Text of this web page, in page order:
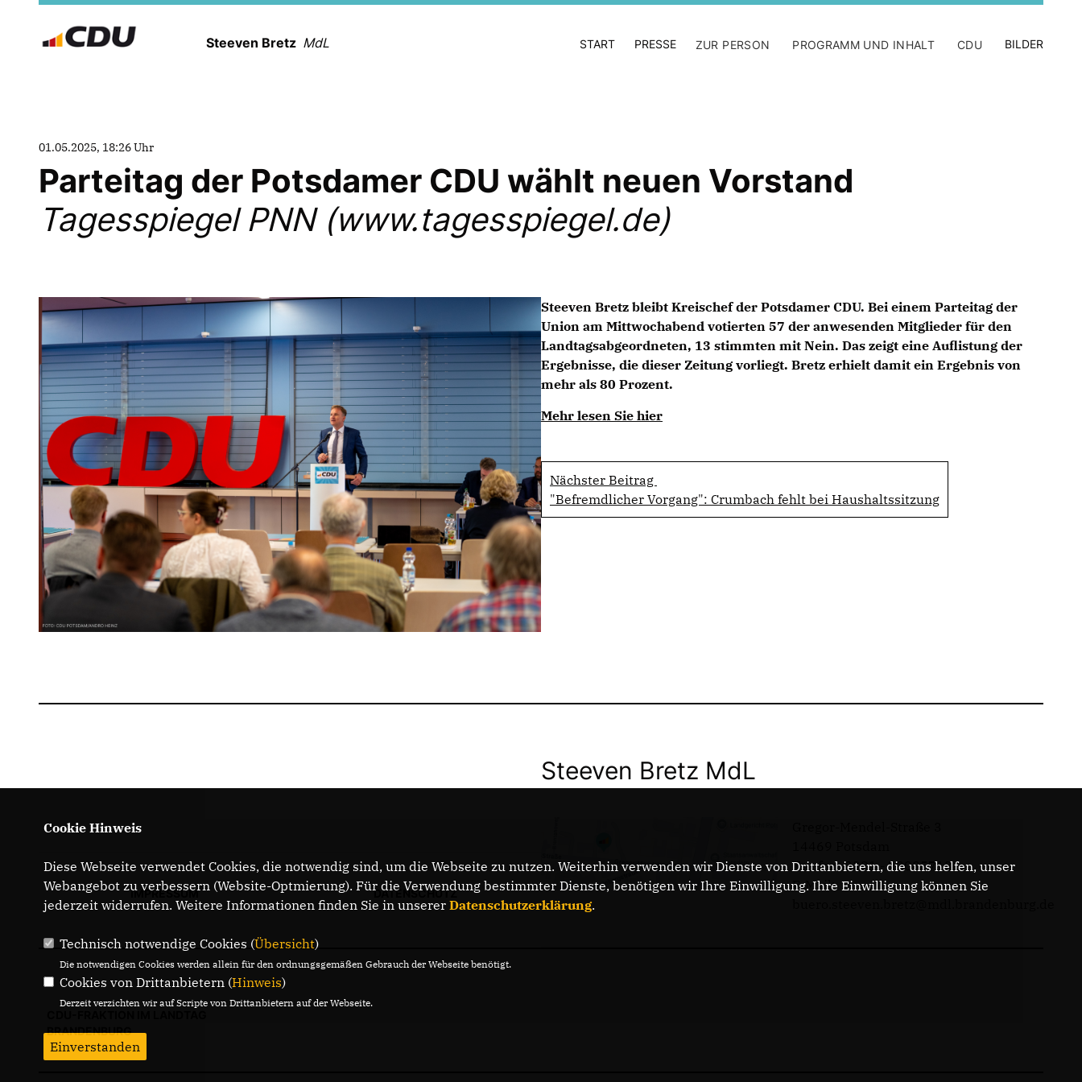
Steeven Bretz MdL START PRESSE ZUR PERSON PROGRAMM UND INHALT CDU BILDER
01.05.2025, 18:26 Uhr
Parteitag der Potsdamer CDU wählt neuen Vorstand
Tagesspiegel PNN (www.tagesspiegel.de)
Steeven Bretz bleibt Kreischef der Potsdamer CDU. Bei einem Parteitag der
Union am Mittwochabend votierten 57 der anwesenden Mitglieder für den
Landtagsabgeordneten, 13 stimmten mit Nein. Das zeigt eine Auflistung der
Ergebnisse, die dieser Zeitung vorliegt. Bretz erhielt damit ein Ergebnis von
mehr als 80 Prozent.
Mehr lesen Sie hier
Nächster Beitrag
"Befremdlicher Vorgang": Crumbach fehlt bei Haushaltssitzung
IMPRESSUM DATENSCHUTZ
Steeven Bretz MdL
Telefon: 0331 - 20085713
E-Mail:
BRANDENBURG
Cookie Hinweis
Diese Webseite verwendet Cookies, die notwendig sind, um die Webseite zu nutzen. Weiterhin verwenden wir Dienste von Drittanbietern, die uns helfen, unser
Webangebot zu verbessern (Website-Optmierung). Für die Verwendung bestimmter Dienste, benötigen wir Ihre Einwilligung. Ihre Einwilligung können Sie
jederzeit widerrufen. Weitere Informationen finden Sie in unserer Datenschutzerklärung.
Technisch notwendige Cookies (Übersicht)
Die notwendigen Cookies werden allein für den ordnungsgemäßen Gebrauch der Webseite benötigt.
Cookies von Drittanbietern (Hinweis)
Derzeit verzichten wir auf Scripte von Drittanbietern auf der Webseite.
Einverstanden